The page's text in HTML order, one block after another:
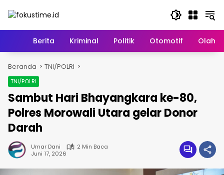
HomeBerita Kriminal Politik Otomotif
Beranda TNI/POLRI
TNI/POLRI
Sambut Hari Bhayangkara ke-80,
Polres Morowali Utara gelar Donor
Darah
Umar Dani
2 Min Baca
Juni 17, 2026